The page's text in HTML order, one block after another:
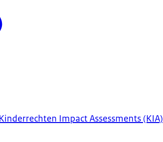
Impact Assessments (KIA)